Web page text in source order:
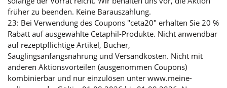
früher zu beenden. Keine Barauszahlung.
23: Bei Verwendung des Coupons "ceta20" erhalten Sie 20 %
Rabatt auf ausgewählte Cetaphil-Produkte. Nicht anwendbar
auf rezeptpflichtige Artikel, Bücher,
Säuglingsanfangsnahrung und Versandkosten. Nicht mit
anderen Aktionsvorteilen (ausgenommen Coupons)
kombinierbar und nur einzulösen unter www.meine-